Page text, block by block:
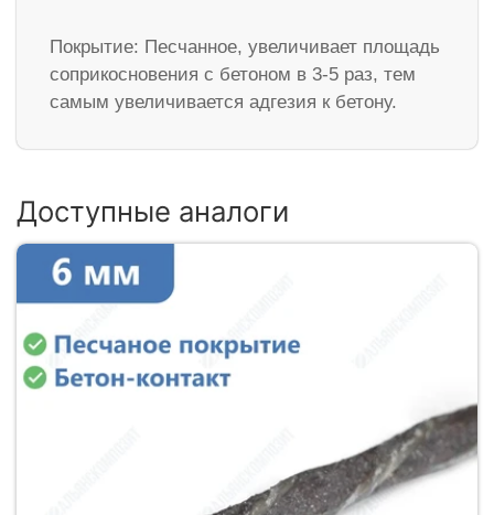
Покрытие: Песчанное, увеличивает площадь
соприкосновения с бетоном в 3-5 раз, тем
самым увеличивается адгезия к бетону.
Доступные аналоги